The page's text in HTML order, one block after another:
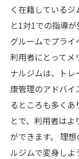
く在籍している
と1対1での指導
グルームでプライ
利用者にとってメ
ナルジムは、ト
康管理のアドバイ
るところも多く
とで、利用者は
ができます。 理
ルジムで変身し